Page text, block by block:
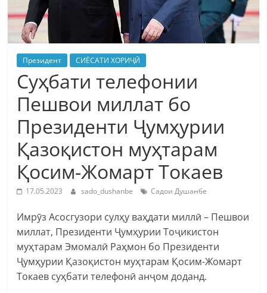
Президент СИЁСАТИ ХОРИҶӢ
Суҳбати телефонии
Пешвои миллат бо
Президенти Ҷумҳурии
Қазоқистон муҳтарам
Қосим-Жомарт Токаев
17.05.2023 sado_dushanbe Садои Душанбе
Имрӯз Асосгузори сулҳу ваҳдати миллӣ – Пешвои
миллат, Президенти Ҷумҳурии Тоҷикистон
муҳтарам Эмомалӣ Раҳмон бо Президенти
Ҷумҳурии Қазоқистон муҳтарам Қосим-Жомарт
Токаев суҳбати телефонӣ анҷом доданд.